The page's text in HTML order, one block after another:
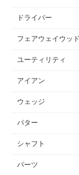
ドライバー
フェアウェイウッド
ユーティリティ
アイアン
ウェッジ
パター
シャフト
パーツ